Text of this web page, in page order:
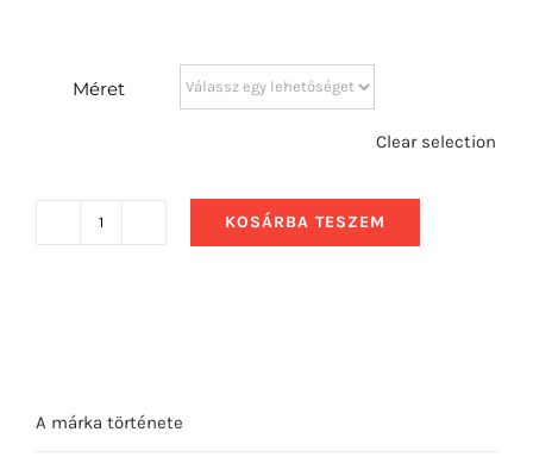
Méret
Clear selection
KOSÁRBA TESZEM
A márka története